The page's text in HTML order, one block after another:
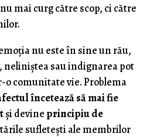
mai curg către scop, ci către
nu este în sine un rău,
neliniștea sau indignarea pot
o comunitate vie. Problema
încetează să mai fie
și devine principiu de
sufletești ale membrilor